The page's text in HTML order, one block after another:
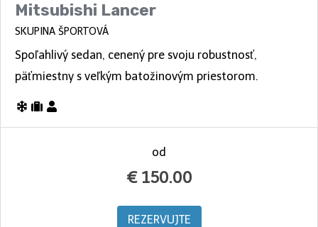
Mitsubishi Lancer
SKUPINA ŠPORTOVÁ
Spoľahlivý sedan, cenený pre svoju robustnosť,
päťmiestny s veľkým batožinovým priestorom.
od
€ 150.00
REZERVUJTE